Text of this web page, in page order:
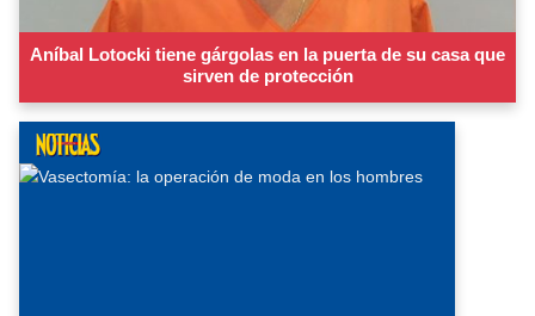
Aníbal Lotocki tiene gárgolas en la puerta de su casa que
sirven de protección